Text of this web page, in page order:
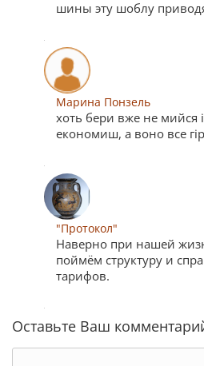
шины эту шоблу
Марина Понзель
хоть бери вже не мийся і
економиш, а воно все
"Протокол"
Наверно при нашей
поймём структуру и
тарифов.
Оставьте Ваш